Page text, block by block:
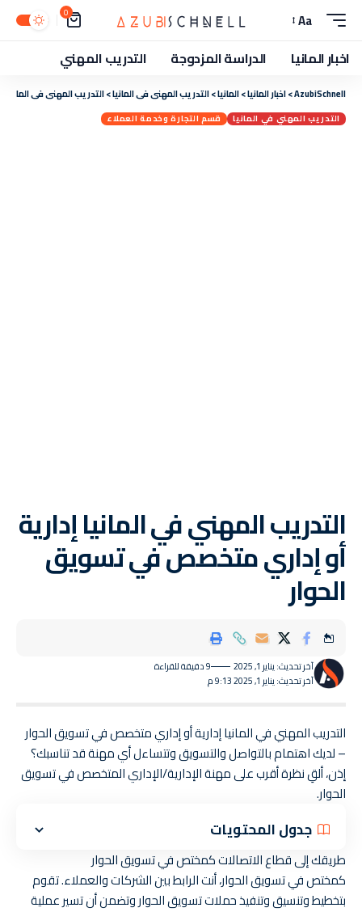
Aa
0
اخبار المانيا الدراسة المزدوجة التدريب المهني
AzubiSchnell
>اخبار المانيا>المانيا>التدريب المهني في المانيا>التدريب المهني في
التدريب المهني في المانيا قسم التجارة وخدمة العملاء
التدريب المهني في المانيا إدارية
أو إداري متخصص في تسويق
الحوار
آخر تحديث: يناير 1, 2025 9:13 م
آخر تحديث: يناير 1, 2025 9 دقيقة للقراءة
التدريب المهني في المانيا إدارية أو إداري متخصص في تسويق الحوار
– لديك اهتمام بالتواصل والتسويق وتتساءل أي مهنة قد تناسبك؟
إذن، ألقِ نظرة أقرب على مهنة الإدارية/الإداري المتخصص في تسويق
الحوار.
جدول المحتويات
طريقك إلى قطاع الاتصالات كمختص في تسويق الحوار
كمختص في تسويق الحوار، أنت الرابط بين الشركات والعملاء. تقوم
بتخطيط وتنسيق وتنفيذ حملات تسويق الحوار وتضمن أن تسير عملية